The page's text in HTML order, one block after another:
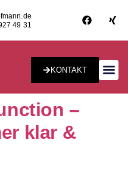
49 31
KONTAKT
–
klar &